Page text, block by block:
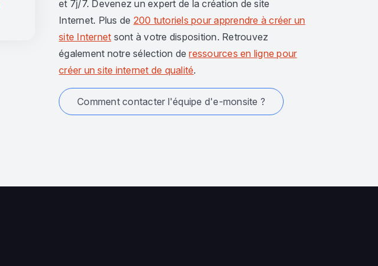
et 7j/7. Devenez un expert de la création de site
Internet. Plus de 200 tutoriels pour apprendre à créer un
site Internet sont à votre disposition. Retrouvez
également notre sélection deressources en ligne pour
créer un site internet de qualité.
Comment contacter l'équipe d'e-monsite ?